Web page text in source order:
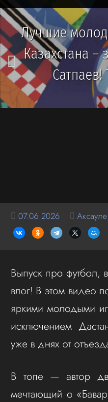
Лучшие
Казахстана –
Сатпаев!
07.06.2026
Выпуск про футбол,
влог! В этом видео
яркими молодыми
исключением
уже в днях от
В топе — автор
мечтающий о